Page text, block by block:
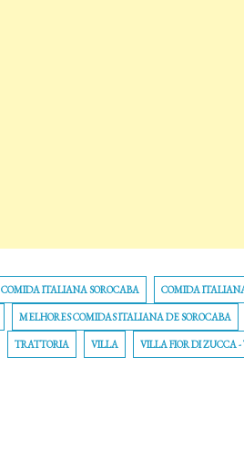
COMIDA ITALIANA SOROCABA COMIDA
MELHORES COMIDAS ITALIANA DE SOROCABA
TRATTORIA VILLA VILLA FIOR DI ZUCCA